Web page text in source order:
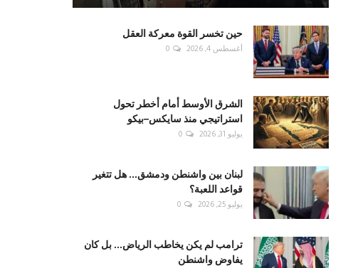
حين تخسر القوة معركة العقل
أغسطس 4, 2026 0
الشرق الأوسط أمام أخطر تحول
استراتيجي منذ سايكس–بيكو
يوليو 31, 2026 0
لبنان بين واشنطن ودمشق... هل تتغير
قواعد اللعبة؟
يوليو 25, 2026 0
ترامب لم يكن يخاطب الرياض... بل كان
يفاوض واشنطن